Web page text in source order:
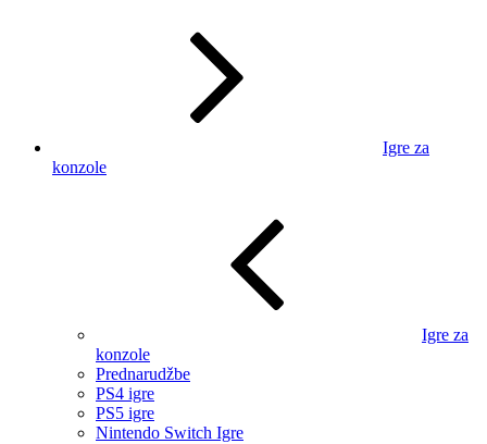
Igre za
konzole
Igre za
konzole
Prednarudžbe
PS4 igre
PS5 igre
Nintendo Switch Igre